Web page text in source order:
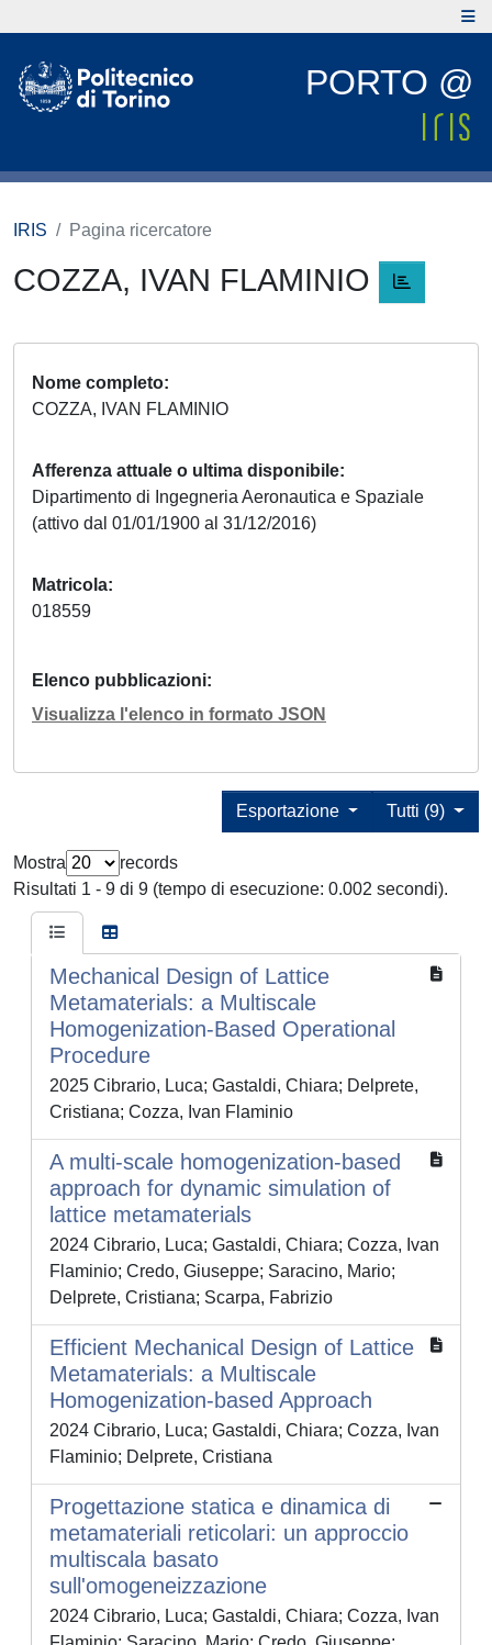
PORTO @
IRIS Pagina ricercatore
COZZA, IVAN FLAMINIO
Nome completo
COZZA, IVAN FLAMINIO
Afferenza attuale o ultima disponibile
Dipartimento di Ingegneria Aeronautica e Spaziale
(attivo dal 01/01/1900 al 31/12/2016)
Matricola
018559
Elenco pubblicazioni
Visualizza l'elenco in formato JSON
Tutti (9)
Esportazione
Mostra
records
Risultati 1 - 9 di 9 (tempo di esecuzione: 0.002 secondi).
Mechanical Design of Lattice
Metamaterials: a Multiscale
Homogenization-Based Operational
Procedure
2025 Cibrario, Luca; Gastaldi, Chiara; Delprete,
Cristiana; Cozza, Ivan Flaminio
A multi-scale homogenization-based
approach for dynamic simulation of
lattice metamaterials
2024 Cibrario, Luca; Gastaldi, Chiara; Cozza, Ivan
Flaminio; Credo, Giuseppe; Saracino, Mario;
Delprete, Cristiana; Scarpa, Fabrizio
Efficient Mechanical Design of Lattice
Metamaterials: a Multiscale
Homogenization-based Approach
2024 Cibrario, Luca; Gastaldi, Chiara; Cozza, Ivan
Flaminio; Delprete, Cristiana
Progettazione statica e dinamica di
metamateriali reticolari: un approccio
multiscala basato
sull'omogeneizzazione
2024 Cibrario, Luca; Gastaldi, Chiara; Cozza, Ivan